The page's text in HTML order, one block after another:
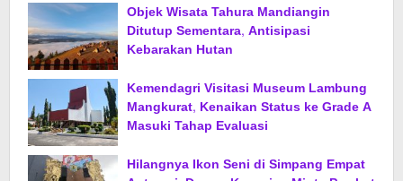
Objek Wisata Tahura Mandiangin
Ditutup Sementara, Antisipasi
Kebarakan Hutan
Kemendagri Visitasi Museum Lambung
Mangkurat, Kenaikan Status ke Grade A
Masuki Tahap Evaluasi
Hilangnya Ikon Seni di Simpang Empat